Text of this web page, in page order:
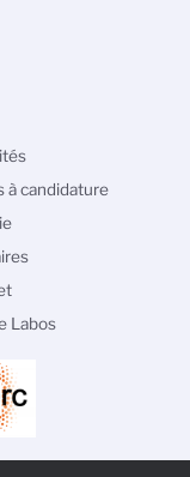
à candidature
Labos